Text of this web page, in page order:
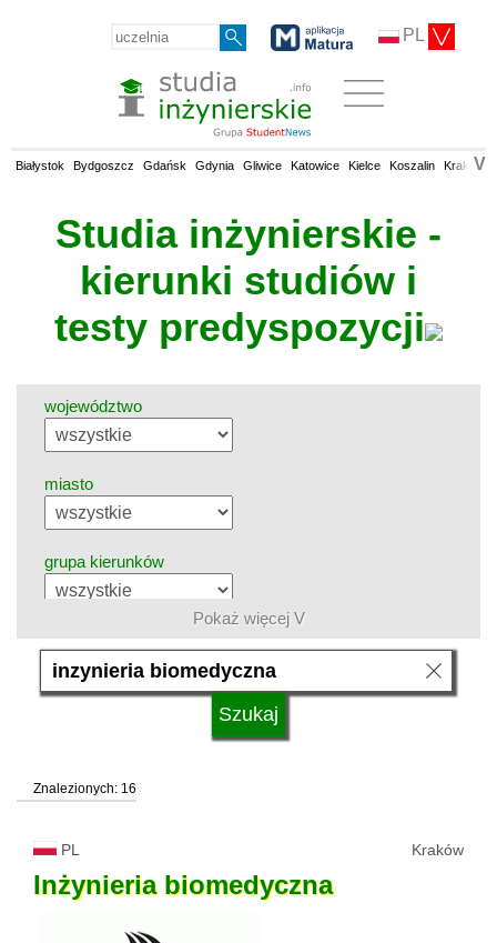
PL
Białystok Bydgoszcz Gdańsk Gdynia Gliwice Katowice Kielce Koszalin Kraków
V
Studia inżynierskie -
kierunki studiów i
testy predyspozycji
województwo
miasto
grupa kierunków
język
typ uczelni
status uczelni
Pokaż więcej V
Znalezionych: 16
PL Kraków
Inżynieria biomedyczna